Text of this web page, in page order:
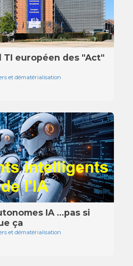
européen des "Act"
et dématérialisation
IA …pas si
ça
et dématérialisation